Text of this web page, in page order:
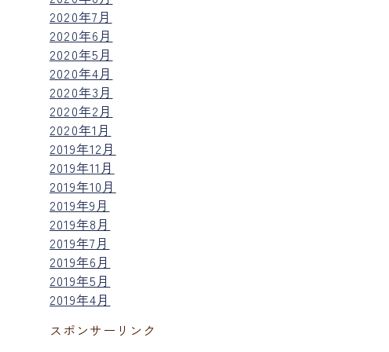
2020年7月
2020年6月
2020年5月
2020年4月
2020年3月
2020年2月
2020年1月
2019年12月
2019年11月
2019年10月
2019年9月
2019年8月
2019年7月
2019年6月
2019年5月
2019年4月
スポンサーリンク